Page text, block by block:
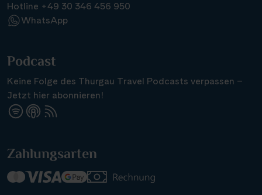
Hotline +49 30 346 456 950
WhatsApp
Podcast
Keine Folge des Thurgau Travel Podcasts verpassen –
Jetzt hier abonnieren!
Zahlungsarten